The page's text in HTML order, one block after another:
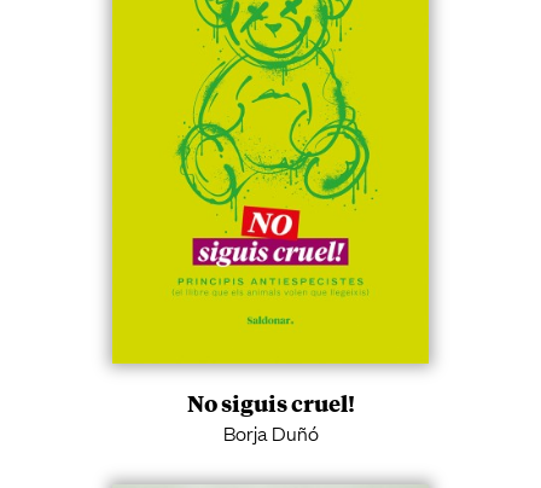
No siguis cruel!
Borja Duñó